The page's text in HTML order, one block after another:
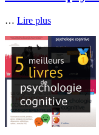
… Lire plus